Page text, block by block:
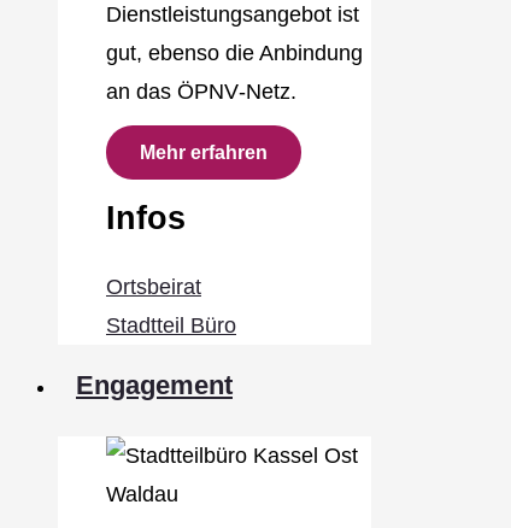
Dienstleistungsangebot ist
gut, ebenso die Anbindung
an das ÖPNV‐Netz.
Mehr erfahren
Infos
Ortsbeirat
Stadtteil Büro
Engagement